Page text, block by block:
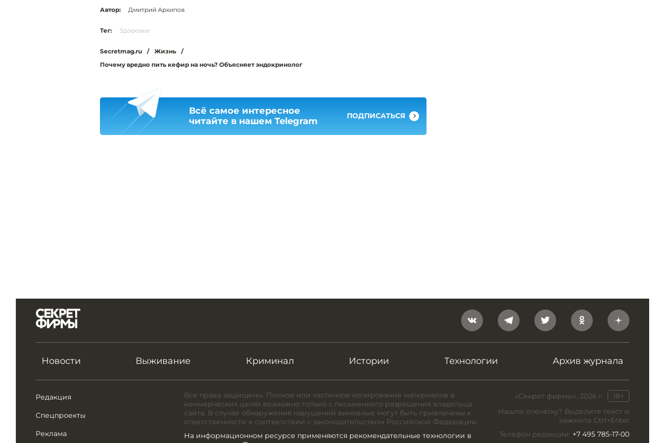
Автор: Дмитрий Архипов
Тег: Здоровье
Secretmag.ru / Жизнь
/
Почему вредно пить кефир на ночь? Объясняет эндокринолог
Всё самое интересное
читайте в нашем Telegram
ПОДПИСАТЬСЯ
Новости Выживание Криминал Истории Технологии Архив журнала
Редакция
Спецпроекты
Реклама
«Секрет фирмы», 2026 г.
18+
Нашли опечатку? Выделите текст и
нажмите Ctrl+Enter
Телефон редакции: +7 495 785-17-00
Все права защищены. Полное или частичное копирование материалов в
коммерческих целях возможно только с письменного разрешения владельца
сайта. В случае обнаружения нарушений виновные могут быть привлечены к
ответственности в соответствии с законодательством Российской Федерации.
На информационном ресурсе применяются рекомендательные технологии в